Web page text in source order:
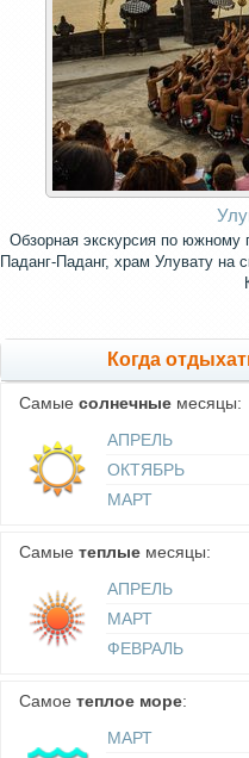
Обзорная экскурсия по
Паданг-Паданг, храм Улувату на
Когда
Самые солнечные месяцы:
АПРЕЛЬ
ОКТЯБРЬ
МАРТ
Самые теплые месяцы:
АПРЕЛЬ
МАРТ
ФЕВРАЛЬ
Самое теплое море:
МАРТ